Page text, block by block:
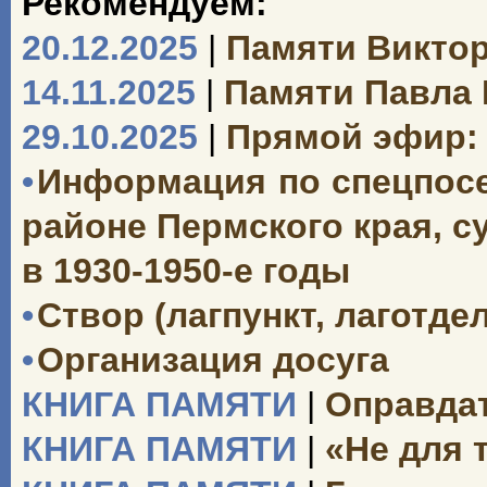
20.12.2025 | Памяти
14.11.2025 | Памяти Павла
29.10.2025 | Прямой эфир:
•Информация по
районе Пермского края,
в 1930-1950-е годы
•Створ (лагпункт,
•Организация досуга
КНИГА ПАМЯТИ |
КНИГА ПАМЯТИ | «Не для